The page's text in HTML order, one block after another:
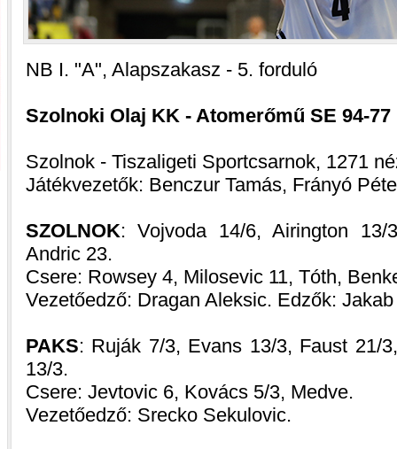
NB I. "A", Alapszakasz - 5. forduló
Szolnoki Olaj KK - Atomerőmű SE 94-77
Szolnok - Tiszaligeti Sportcsarnok, 1271
Játékvezetők: Benczur Tamás, Frányó
SZOLNOK: Vojvoda 14/6, Airington
Andric 23.
Csere: Rowsey 4, Milosevic 11, Tóth,
Vezetőedző: Dragan Aleksic. Edzők:
PAKS: Ruják 7/3, Evans 13/3, Faust 21/
13/3.
Csere: Jevtovic 6, Kovács 5/3, Medve.
Vezetőedző: Srecko Sekulovic.